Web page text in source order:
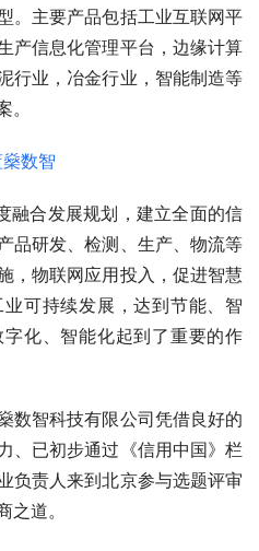
。主要产品包括工业互联网平
产信息化管理平台，边缘计算
行业，冶金行业，智能制造等
融合发展规划，建立全面的信
品研发、检测、生产、物流等
，物联网应用投入，促进智慧
可持续发展，达到节能、智
化、智能化起到了重要的作
数智科技有限公司凭借良好的
、已初步通过《信用中国》栏
负责人来到北京参与选题评审
之道。